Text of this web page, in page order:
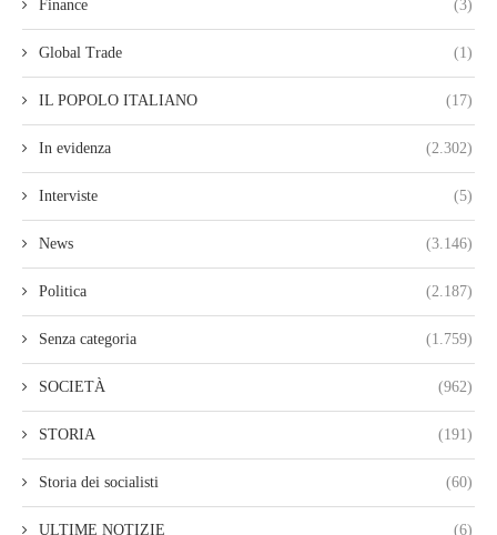
Finance (3)
Global Trade (1)
IL POPOLO ITALIANO (17)
In evidenza (2.302)
Interviste (5)
News (3.146)
Politica (2.187)
Senza categoria (1.759)
SOCIETÀ (962)
STORIA (191)
Storia dei socialisti (60)
ULTIME NOTIZIE (6)